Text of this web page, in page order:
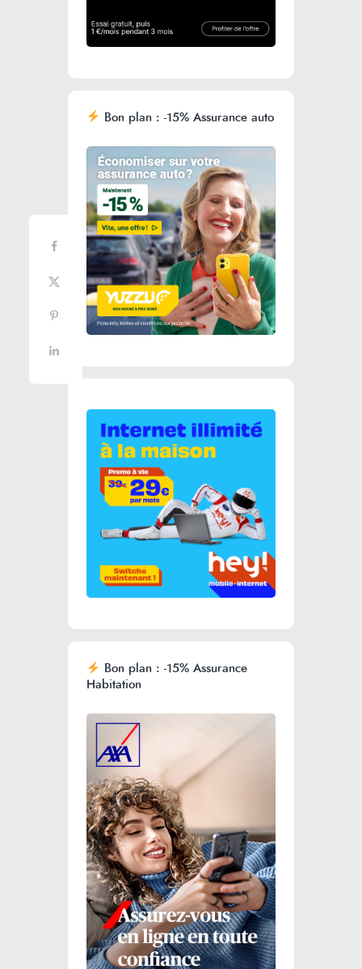
Bon plan : -15% Assurance auto
Bon plan : -15% Assurance
Habitation